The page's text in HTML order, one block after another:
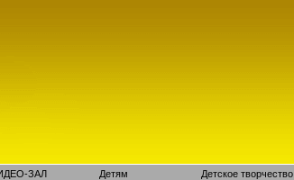
ЗАЛ Детям Детское творчество